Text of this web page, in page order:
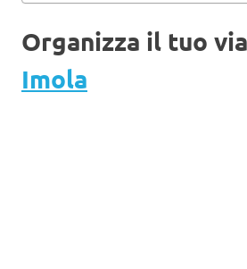
Organizza il tuo
Imola